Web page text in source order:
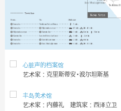
心脏声的档案馆
艺术家：克里斯蒂安·波尔坦斯基
丰岛美术馆
艺术家：内藤礼 建筑家：西泽立卫